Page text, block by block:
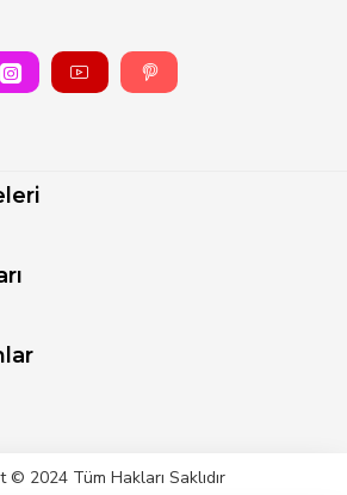
© 2024 Tüm Hakları Saklıdır